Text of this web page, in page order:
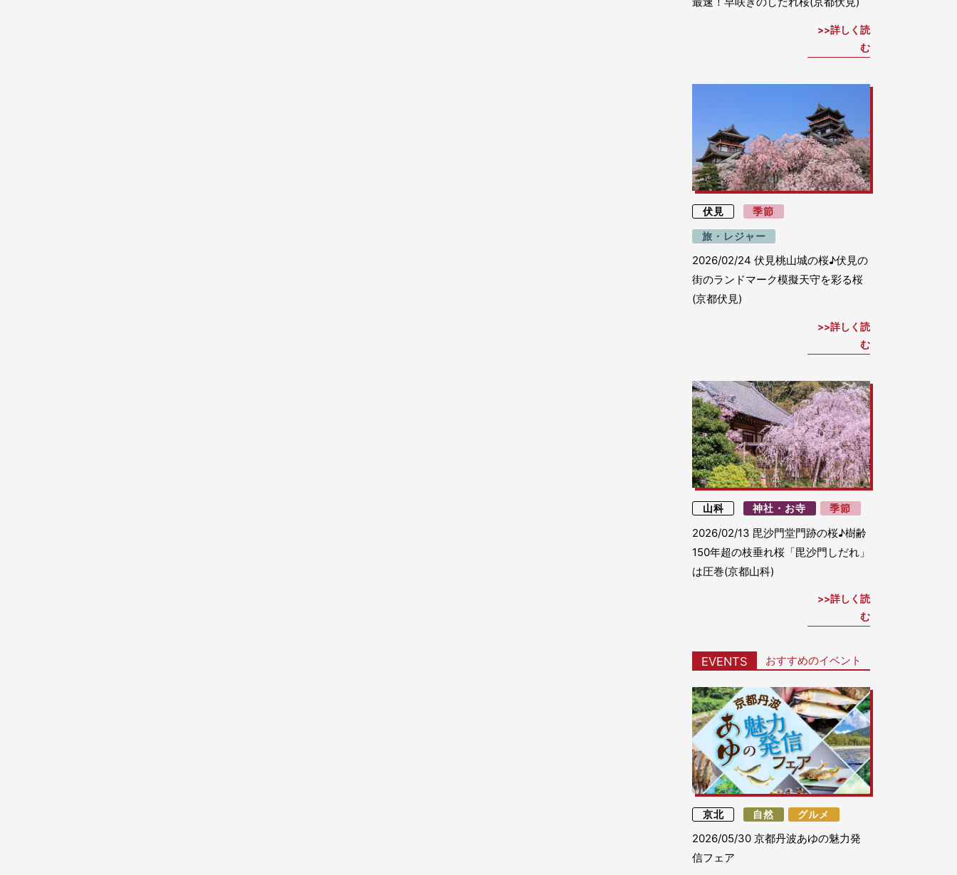
詳しく読
む
伏見 季節
旅・レジャー
2026/02/24 伏見桃山城の桜♪伏見の
街のランドマーク模擬天守を彩る桜
(京都伏見)
詳しく読
む
山科 神社・お寺 季節
2026/02/13 毘沙門堂門跡の桜♪樹齢
150年超の枝垂れ桜「毘沙門しだれ」
は圧巻(京都山科)
詳しく読
む
EVENTS おすすめのイベント
京北 自然 グルメ
2026/05/30 京都丹波あゆの魅力発
信フェア